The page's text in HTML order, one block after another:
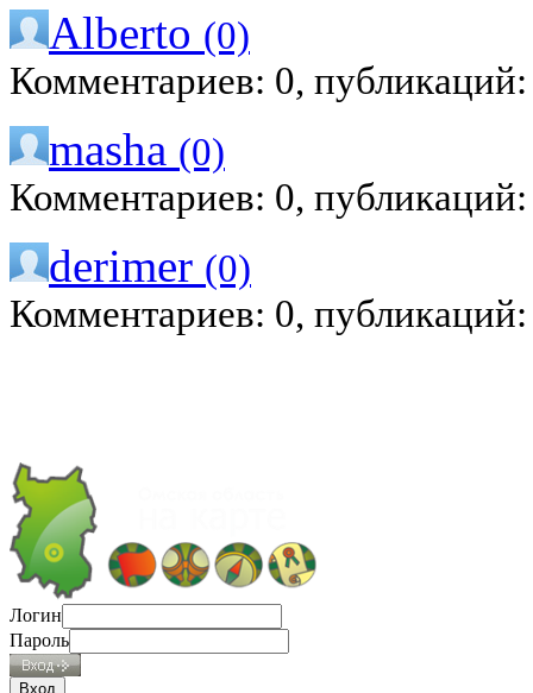
Alberto (0)
Комментариев: 0,
masha (0)
Комментариев: 0,
derimer (0)
Комментариев: 0,
Логин
Пароль